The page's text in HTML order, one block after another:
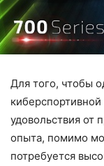
Для того, чтобы
удовольствия от
опыта, помимо
потребуется